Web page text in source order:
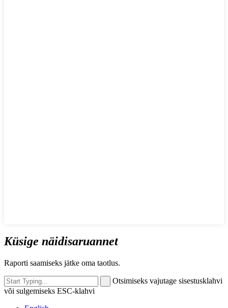
Küsige näidisaruannet
Raporti saamiseks jätke oma taotlus.
Otsimiseks vajutage sisestusklahvi
või sulgemiseks ESC-klahvi